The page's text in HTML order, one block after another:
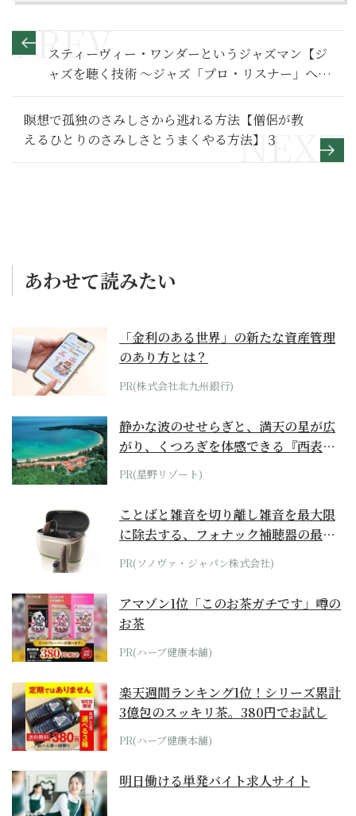
スティーヴィー・ワンダーというジャズマン【ジ
ャズを聴く技術 〜ジャズ「プロ・リスナー」への
道149】
瞑想で孤独のさみしさから逃れる方法【僧侶が教
えるひとりのさみしさとうまくやる方法】３
あわせて読みたい
「金利のある世界」の新たな資産管理
のあり方とは？
PR(株式会社北九州銀行)
静かな波のせせらぎと、満天の星が広
がり、くつろぎを体感できる『西表島
ホテル by...
PR(星野リゾート)
ことばと雑音を切り離し雑音を最大限
に除去する、フォナック補聴器の最上
位モデル
PR(ソノヴァ・ジャパン株式会社)
アマゾン1位「このお茶ガチです」噂の
お茶
PR(ハーブ健康本舗)
楽天週間ランキング1位！シリーズ累計
3億包のスッキリ茶。380円でお試し
PR(ハーブ健康本舗)
明日働ける単発バイト求人サイト